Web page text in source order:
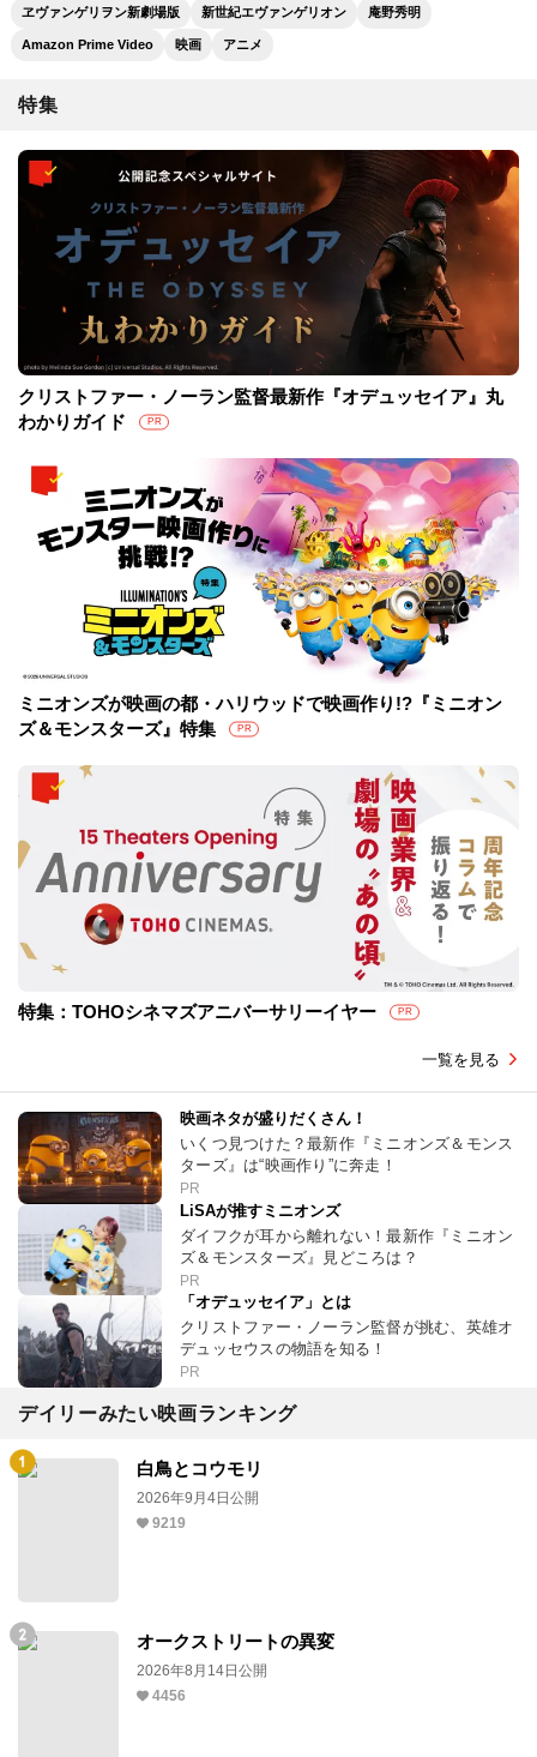
ヱヴァンゲリヲン新劇場版 新世紀エヴァンゲリオン 庵野秀明
Amazon Prime Video 映画 アニメ
特集
クリストファー・ノーラン監督最新作『オデュッセイア』丸
わかりガイド
PR
ミニオンズが映画の都・ハリウッドで映画作り!?『ミニオン
ズ＆モンスターズ』特集
PR
特集：TOHOシネマズアニバーサリーイヤー PR
一覧を見る
映画ネタが盛りだくさん！
いくつ見つけた？最新作『ミニオンズ＆モンス
ターズ』は“映画作り”に奔走！
PR
LiSAが推すミニオンズ
ダイフクが耳から離れない！最新作『ミニオン
ズ＆モンスターズ』見どころは？
PR
「オデュッセイア」とは
クリストファー・ノーラン監督が挑む、英雄オ
デュッセウスの物語を知る！
PR
デイリーみたい映画ランキング
白鳥とコウモリ
2026年9月4日公開
9219
オークストリートの異変
2026年8月14日公開
4456